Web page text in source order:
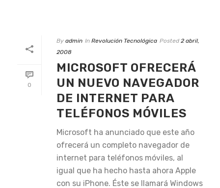
0
By admin In Revolución Tecnológica Posted 2 abril,
2008
MICROSOFT OFRECERÁ
UN NUEVO NAVEGADOR
DE INTERNET PARA
TELÉFONOS MÓVILES
Microsoft ha anunciado que este año
ofrecerá un completo navegador de
internet para teléfonos móviles, al
igual que ha hecho hasta ahora Apple
con su iPhone. Éste se llamará Windows